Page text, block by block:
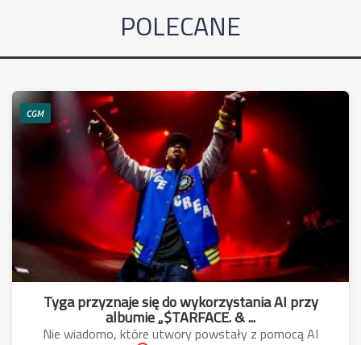
POLECANE
CGM
Tyga przyznaje się do wykorzystania AI przy
albumie „$TARFACE. & ...
Nie wiadomo, które utwory powstały z pomocą AI